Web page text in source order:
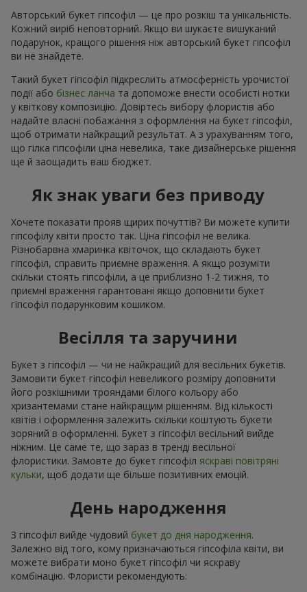
Авторський букет гіпсофіл — це про розкіш та унікальність.
Кожний виріб неповторний. Якщо ви шукаєте вишуканий
подарунок, кращого рішення ніж авторський букет гіпсофіл
ви не знайдете.
Такий букет гіпсофіл підкреслить атмосферність урочистої
події або бізнес ланча та допоможе внести особисті нотки
у квіткову композицію. Довіртесь вибору флористів або
надайте власні побажання з оформлення на букет гіпсофіл,
щоб отримати найкращий результат. А з урахуванням того,
що гілка гіпсофіли ціна невелика, таке дизайнерське рішення
ще й заощадить ваш бюджет.
Як знак уваги без приводу
Хочете показати прояв щирих почуттів? Ви можете купити
гіпсофілу квіти просто так. Ціна гіпсофіл не велика.
Різнобарвна хмаринка квіточок, що складають букет
гіпсофіл, справить приємне враження. А якщо розуміти
скільки стоять гіпсофіли, а це приблизно 1-2 тижня, то
приємні враження гарантовані якщо доповнити букет
гіпсофіл подарунковим кошиком.
Весілля та заручини
Букет з гіпсофіл — чи не найкращий для весільних букетів.
Замовити букет гіпсофіл невеликого розміру доповнити
його розкішними трояндами білого кольору або
хризантемами стане найкращим рішенням. Від кількості
квітів і оформлення залежить скільки коштують букети
зоряний в оформленні. Букет з гіпсофіл весільний вийде
ніжним. Це саме те, що зараз в тренді весільної
флористики. Замовте до букет гіпсофіл яскраві повітряні
кульки, щоб додати ще більше позитивних емоцій.
День народження
З гіпсофіл вийде чудовий букет до дня народження.
Залежно від того, кому призначаються гіпсофіла квіти, ви
можете вибрати моно букет гіпсофіл чи яскраву
комбінацію. Флористи рекомендують: